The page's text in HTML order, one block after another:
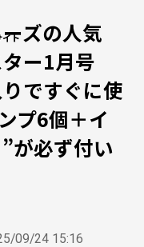
イトズの人気
ー1月号
ですぐに使
プ6個＋イ
が必ず付い
09/24 15:16